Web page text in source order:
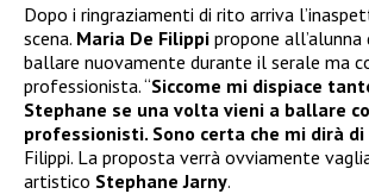
Dopo i ringraziamenti di rito arriva
scena. Maria De Filippi propone
ballare nuovamente durante il serale ma
professionista. “Siccome mi dispiace
Stephane se una volta vieni a ballare
professionisti. Sono certa che mi dirà di
Filippi. La proposta verrà ovviamente
artistico Stephane Jarny.